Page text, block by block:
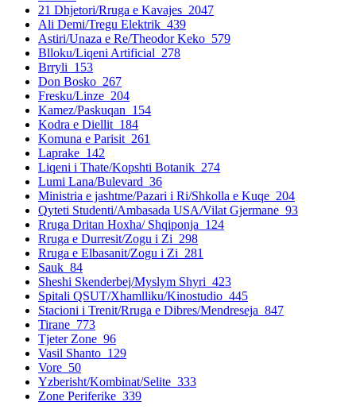
21 Dhjetori/Rruga e Kavajes 2047
Ali Demi/Tregu Elektrik 439
Astiri/Unaza e Re/Theodor Keko 579
Blloku/Liqeni Artificial 278
Brryli 153
Don Bosko 267
Fresku/Linze 204
Kamez/Paskuqan 154
Kodra e Diellit 184
Komuna e Parisit 261
Laprake 142
Liqeni i Thate/Kopshti Botanik 274
Lumi Lana/Bulevard 36
Ministria e jashtme/Pazari i Ri/Shkolla e Kuqe 204
Qyteti Studenti/Ambasada USA/Vilat Gjermane 93
Rruga Dritan Hoxha/ Shqiponja 124
Rruga e Durresit/Zogu i Zi 298
Rruga e Elbasanit/Zogu i Zi 281
Sauk 84
Sheshi Skenderbej/Myslym Shyri 423
Spitali QSUT/Xhamlliku/Kinostudio 445
Stacioni i Trenit/Rruga e Dibres/Mendreseja 847
Tirane 773
Tjeter Zone 96
Vasil Shanto 129
Vore 50
Yzberisht/Kombinat/Selite 333
Zone Periferike 339